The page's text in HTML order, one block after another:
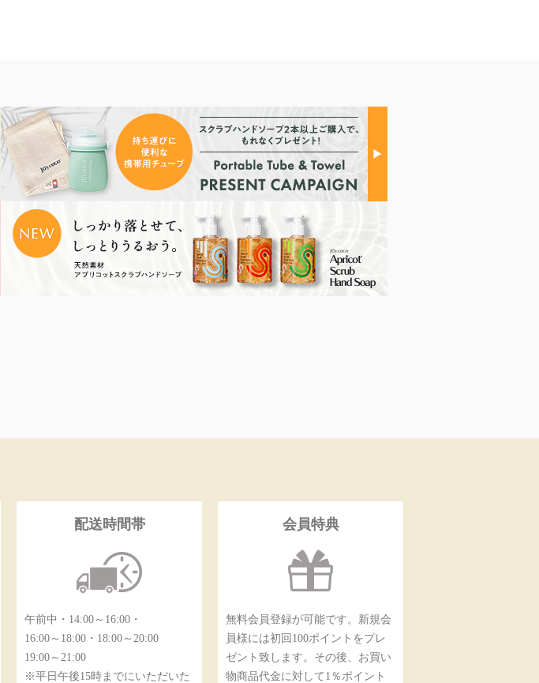
配送時間帯
午前中・14:00～16:00・
16:00～18:00・18:00～20:00
19:00～21:00
※平日午後15時までにいただいた
会員特典
無料会員登録が可能です。新規会
員様には初回100ポイントをプレ
ゼント致します。その後、お買い
物商品代金に対して1％ポイント